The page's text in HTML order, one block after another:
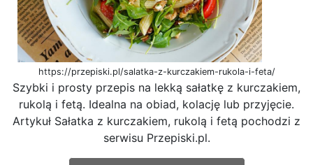
https://przepiski.pl/salatka-z-kurczakiem-rukola-i-feta/
Szybki i prosty przepis na lekką sałatkę z kurczakiem,
rukolą i fetą. Idealna na obiad, kolację lub przyjęcie.
Artykuł Sałatka z kurczakiem, rukolą i fetą pochodzi z
serwisu Przepiski.pl.